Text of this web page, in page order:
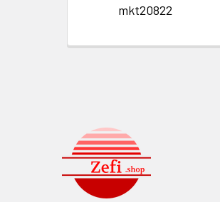
mkt20822